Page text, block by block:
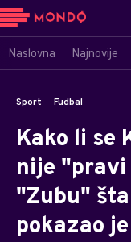
Naslovna Najnovije
Sport Fudbal
Kako li se
nije "pravi
"Zubu"
pokazao